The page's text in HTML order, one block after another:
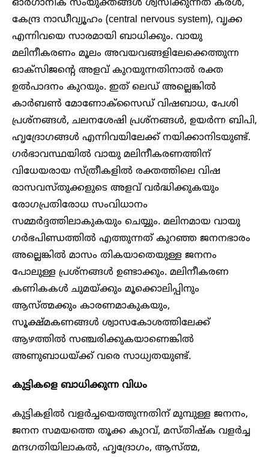
ഓർഗാനിക് സംയുക്തങ്ങൾ ശ്വസിക്കുന്നത് കരൾ,
കേന്ദ്ര നാഡീവ്യൂഹം (central nervous system), വൃക്ക
എന്നിവയെ സാരമായി ബാധിക്കും. വായു
മലിനീകരണം മൂലം അവയവങ്ങളിലേക്കെത്തുന്ന
ഓക്‌സിജൻ്റെ അളവ് കുറയുന്നതിനാൽ രക്ത
ഉൽപാദനം കുറയും. ഇത് ലെഡ് അല്ലെങ്കിൽ
കാർബൺ മോണോക്സൈഡ് വിഷബാധ, പേശി
പ്രശ്നങ്ങൾ, ചലനശേഷി പ്രശ്നങ്ങൾ, ഉയർന്ന ബിപി,
ഹൃദ്രോഗങ്ങൾ എന്നിവയിലേക്ക് നയിക്കാനിടയുണ്ട്.
ഗർഭാവസ്ഥയിൽ വായു മലിനീകരണത്തിന്
വിധേയരായ സ്ത്രീകളിൽ രക്തത്തിലെ വിഷ
രാസവസ്തുക്കളുടെ അളവ് വർദ്ധിക്കുകയും
രോഗപ്രതിരോധ സംവിധാനം
സമ്മർദ്ദത്തിലാകുകയും ചെയ്യും. മലിനമായ വായു
ഗ‍‍ർഭപിണ്ഡത്തിൽ എത്തുന്നത് കുറഞ്ഞ ജനനഭാരം
അല്ലെങ്കിൽ മാസം തികയാതെയുള്ള ജനനം
പോലുള്ള പ്രശ്നങ്ങൾ ഉണ്ടാക്കും. മലിനീകരണ
കണികകൾ ചുമയ്ക്കും മൂക്കൊലിപ്പിനും
ആസ്ത്മക്കും കാരണമാകുകയും,
സൂക്ഷ്മകണങ്ങൾ ശ്വാസകോശത്തിലേക്ക്
ആഴത്തിൽ സഞ്ചരിക്കുകയാണെങ്കിൽ
അണുബാധയ്ക്ക് വരെ സാധ്യതയുണ്ട്.
കുട്ടികളെ ബാധിക്കുന്ന വിധം
കുട്ടികളിൽ വളർച്ചയെത്തുന്നതിന് മുമ്പുള്ള ജനനം,
ജനന സമയത്തെ തൂക്ക കുറവ്, മസ്തിഷ്ക വളർച്ച
മന്ദഗതിയിലാകൽ, ഹൃദ്രോഗം, ആസ്ത്മ,